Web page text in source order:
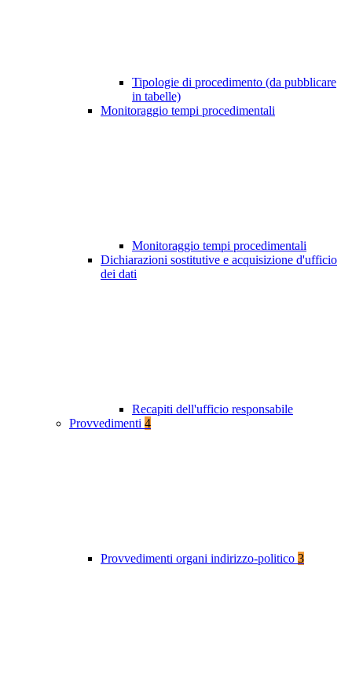
Tipologie di procedimento (da pubblicare
in tabelle)
Monitoraggio tempi procedimentali
Monitoraggio tempi procedimentali
Dichiarazioni sostitutive e acquisizione d'ufficio
dei dati
Recapiti dell'ufficio responsabile
Provvedimenti 4
Provvedimenti organi indirizzo-politico 3